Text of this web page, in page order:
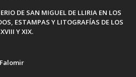
DE SAN MIGUEL DE LLIRIA EN LOS
ESTAMPAS Y LITOGRAFÍAS DE LOS
Y XIX.